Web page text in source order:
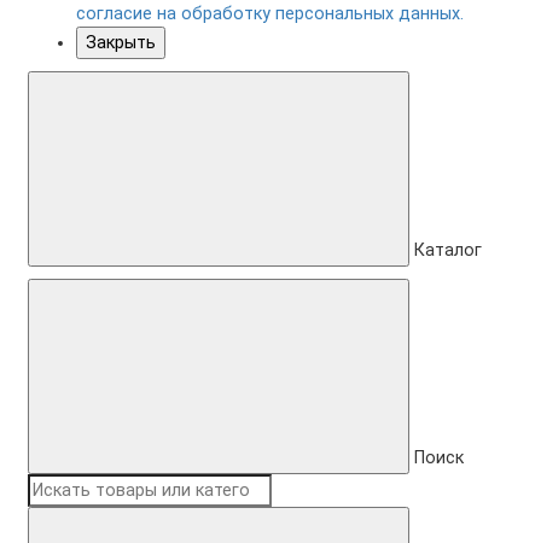
согласие на обработку персональных данных.
Закрыть
Каталог
Поиск